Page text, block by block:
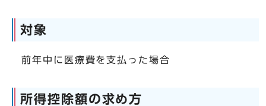
対象
前年中に医療費を支払った場合
所得控除額の求め方